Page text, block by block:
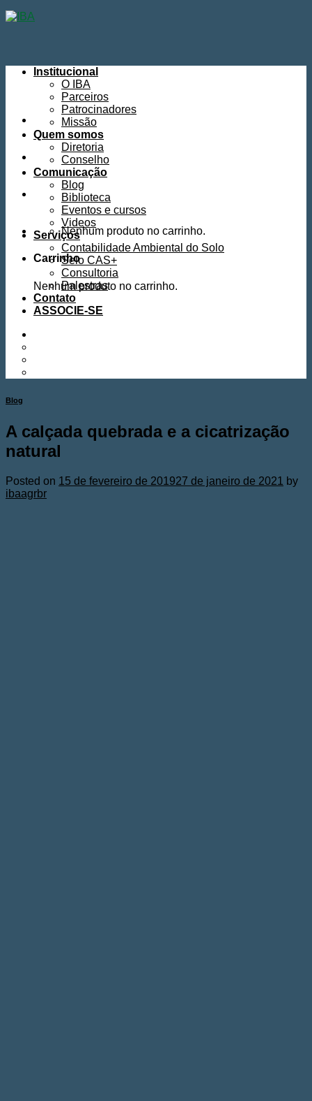
Skip
to
Nenhum produto no carrinho.
Carrinho
Nenhum produto no carrinho.
Institucional
O IBA
Parceiros
Patrocinadores
Missão
Quem somos
Diretoria
Conselho
Comunicação
Blog
Biblioteca
Eventos e cursos
Videos
Serviços
Contabilidade Ambiental do Solo
Selo CAS+
Consultoria
Palestras
Contato
ASSOCIE-SE
Blog
A calçada quebrada e a cicatrização
natural
Posted on 15 de fevereiro de 201927 de janeiro de 2021
by
ibaagrbr